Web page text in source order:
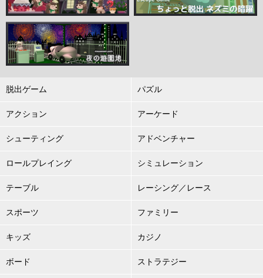
脱出ゲーム パズル
アクション アーケード
シューティング アドベンチャー
ロールプレイング シミュレーション
テーブル レーシング／レース
スポーツ ファミリー
キッズ カジノ
ボード ストラテジー